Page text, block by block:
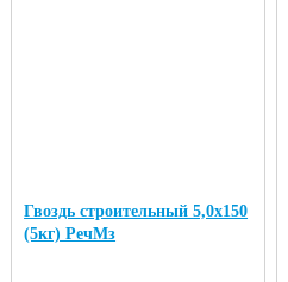
Гвоздь строительный 5,0х150
(5кг) РечМз